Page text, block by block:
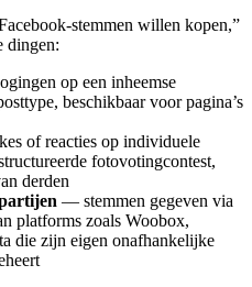
stemmen willen kopen,”
dingen:
op een inheemse
beschikbaar voor pagina’s
of reacties op individuele
fotovotingcontest,
derden
— stemmen gegeven via
platforms zoals Woobox,
die zijn eigen onafhankelijke